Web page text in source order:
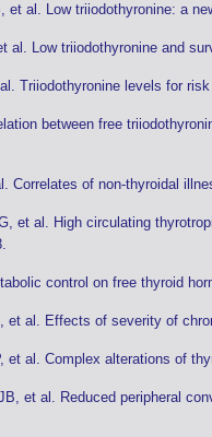
al. Low triiodothyronine: a
al. Low triiodothyronine and
Triiodothyronine levels for
between free
Correlates of non-thyroidal
et al. High circulating
control on free thyroid
al. Effects of severity of
al. Complex alterations of
et al. Reduced peripheral